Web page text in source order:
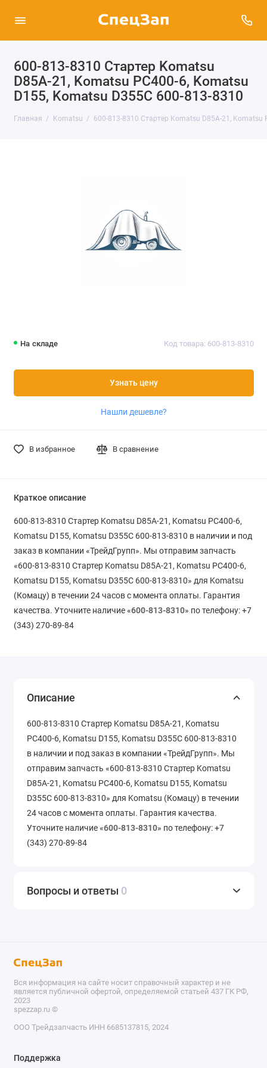
600-813-8310 Стартер Komatsu
D85A-21, Komatsu PC400-6, Komatsu
D155, Komatsu D355C 600-813-8310
Главная Komatsu 600-813-8310 Стартер Komatsu D85A-21,
На складе Код товара: 600-813-8310
Узнать цену
Нашли дешевле?
В избранное В сравнение
Краткое описание
600-813-8310 Стартер Komatsu D85A-21, Komatsu PC400-6,
Komatsu D155, Komatsu D355C 600-813-8310 в наличии и под
заказ в компании «ТрейдГрупп». Мы отправим запчасть
«600-813-8310 Стартер Komatsu D85A-21, Komatsu PC400-6,
Komatsu D155, Komatsu D355C 600-813-8310» для Komatsu
(Комацу) в течении 24 часов с момента оплаты. Гарантия
качества. Уточните наличие «600-813-8310» по телефону: +7
(343) 270-89-84
Описание
600-813-8310 Стартер Komatsu D85A-21, Komatsu
PC400-6, Komatsu D155, Komatsu D355C 600-813-8310
в наличии и под заказ в компании «ТрейдГрупп». Мы
отправим запчасть «600-813-8310 Стартер Komatsu
D85A-21, Komatsu PC400-6, Komatsu D155, Komatsu
D355C 600-813-8310» для Komatsu (Комацу) в течении
24 часов с момента оплаты. Гарантия качества.
Уточните наличие «600-813-8310» по телефону: +7
(343) 270-89-84
Вопросы и ответы 0
Вся информация на сайте носит справочный характер и не
является публичной офертой, определяемой статьей 437 ГК РФ,
2023
spezzap.ru ©️
ООО Трейдзапчасть ИНН 6685137815, 2024
Поддержка